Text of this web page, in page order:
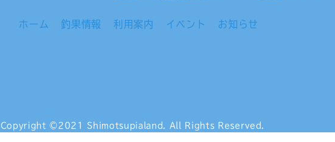
ホーム 釣果情報 利用案内 イベント お知らせ
Copyright©2021 Shimotsupialand. All Rights Reserved.